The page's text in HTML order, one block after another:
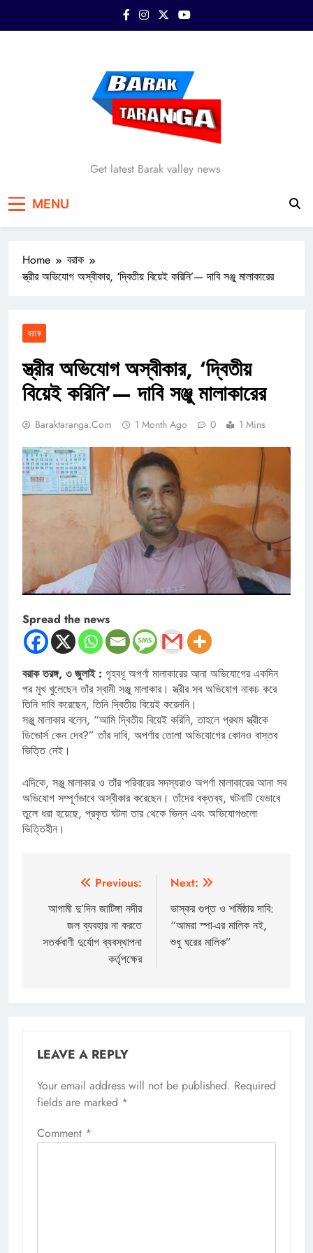
Barak Taranga
Get latest Barak valley news
MENU
Home
বরাক
স্ত্রীর অভিযোগ অস্বীকার, ‘দ্বিতীয় বিয়েই করিনি’— দাবি সঞ্জু মালাকারের
বরাক
স্ত্রীর অভিযোগ অস্বীকার, ‘দ্বিতীয়
বিয়েই করিনি’— দাবি সঞ্জু মালাকারের
Baraktaranga.com 1 Month Ago 0 1 Mins
Spread the news
বরাক তরঙ্গ, ৩ জুলাই : গৃহবধূ অপর্ণা মালাকারের আনা অভিযোগের একদিন
পর মুখ খুলেছেন তাঁর স্বামী সঞ্জু মালাকার। স্ত্রীর সব অভিযোগ নাকচ করে
তিনি দাবি করেছেন, তিনি দ্বিতীয় বিয়েই করেননি।
সঞ্জু মালাকার বলেন, “আমি দ্বিতীয় বিয়েই করিনি, তাহলে প্রথম স্ত্রীকে
ডিভোর্স কেন দেব?” তাঁর দাবি, অপর্ণার তোলা অভিযোগের কোনও বাস্তব
ভিত্তি নেই।
এদিকে, সঞ্জু মালাকার ও তাঁর পরিবারের সদস্যরাও অপর্ণা মালাকারের আনা সব
অভিযোগ সম্পূর্ণভাবে অস্বীকার করেছেন। তাঁদের বক্তব্য, ঘটনাটি যেভাবে
তুলে ধরা হয়েছে, প্রকৃত ঘটনা তার থেকে ভিন্ন এবং অভিযোগগুলো
ভিত্তিহীন।
navigation
Previous:
আগামী দু’দিন জাটিঙ্গা নদীর
জল ব্যবহার না করতে
সতর্কবাণী দুর্যোগ ব্যবস্থাপনা
কর্তৃপক্ষের
Next:
ভাস্কর গুপ্ত ও শর্মিষ্ঠার দাবি:
“আমরা স্পা-এর মালিক নই,
শুধু ঘরের মালিক”
LEAVE A REPLY
Your email address will not be published. Required
fields are marked *
Comment *